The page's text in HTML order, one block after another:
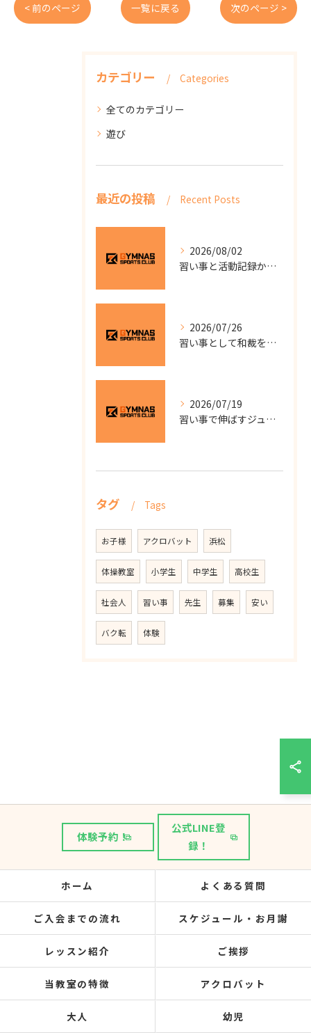
< 前のページ 一覧に戻る 次のページ >
カテゴリー Categories
全てのカテゴリー
遊び
最近の投稿 Recent Posts
2026/08/02
習い事と活動記録から見る静岡県浜松市中央区東三方町の地域教室選びガイド
2026/07/26
習い事として和裁を始めるなら自分のペースで学べる少人数教室の選び方と費用を徹底解説
2026/07/19
習い事で伸ばすジュニアサッカー静岡県浜松市中央区大柳町のスクール選びと子供の成長ポイント
タグ Tags
お子様 アクロバット 浜松
体操教室 小学生 中学生 高校生
社会人 習い事 先生 募集 安い
バク転 体験
体験予約！
公式LINE登
録！
ホーム よくある質問
ご入会までの流れ スケジュール・お月謝
レッスン紹介 ご挨拶
当教室の特徴 アクロバット
大人 幼児